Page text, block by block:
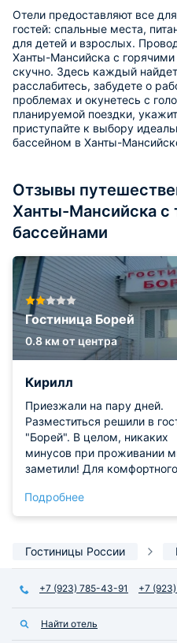
Отели предоставляют все
гостей: спальные места,
для детей и взрослых.
Ханты-Мансийска с горячими
скучно. Здесь каждый
расслабитесь, забудете о
проблемах и окунетесь с
планируемой поездки,
приступайте к выбору
бассейном в Ханты-
Отзывы
Ханты-Мансийска с
бассейнами
Гостиница Борей
0.8 км от центра
Кирилл
Приезжали на пару дней.
Разместиться решили в
"Борей". В целом, никаких
минусов при проживании
заметили! Для комфортного
предоставили. Персонал
приятный и отзывчивый!
Подробнее
Гостиницы России
+7 (923) 785-43-91 +7
Найти отель